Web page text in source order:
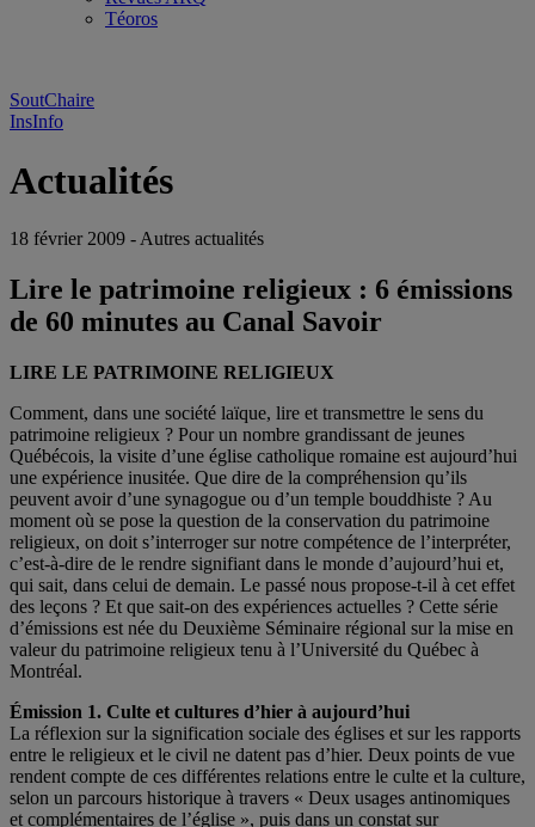
Téoros
SoutChaire
InsInfo
Actualités
18 février 2009 - Autres actualités
Lire le patrimoine religieux : 6 émissions
de 60 minutes au Canal Savoir
LIRE LE PATRIMOINE RELIGIEUX
Comment, dans une société laïque, lire et transmettre le sens du
patrimoine religieux ? Pour un nombre grandissant de jeunes
Québécois, la visite d’une église catholique romaine est aujourd’hui
une expérience inusitée. Que dire de la compréhension qu’ils
peuvent avoir d’une synagogue ou d’un temple bouddhiste ? Au
moment où se pose la question de la conservation du patrimoine
religieux, on doit s’interroger sur notre compétence de l’interpréter,
c’est-à-dire de le rendre signifiant dans le monde d’aujourd’hui et,
qui sait, dans celui de demain. Le passé nous propose-t-il à cet effet
des leçons ? Et que sait-on des expériences actuelles ? Cette série
d’émissions est née du Deuxième Séminaire régional sur la mise en
valeur du patrimoine religieux tenu à l’Université du Québec à
Montréal.
Émission 1. Culte et cultures d’hier à aujourd’hui
La réflexion sur la signification sociale des églises et sur les rapports
entre le religieux et le civil ne datent pas d’hier. Deux points de vue
rendent compte de ces différentes relations entre le culte et la culture,
selon un parcours historique à travers « Deux usages antinomiques
et complémentaires de l’église », puis dans un constat sur